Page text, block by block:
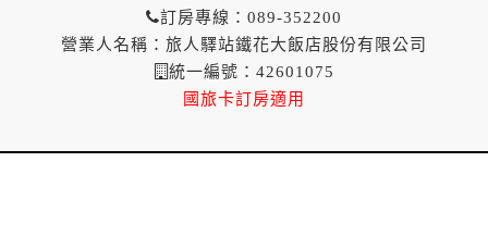
訂房專線：089-352200
營業人名稱：旅人驛站鐵花大飯店股份有限公司
統一編號：42601075
國旅卡訂房適用